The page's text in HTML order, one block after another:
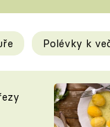
Polévky k